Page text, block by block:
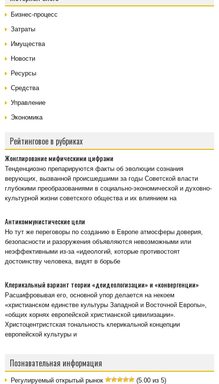
Бизнес-процесс
Затраты
Имущества
Новости
Ресурсы
Средства
Управление
Экономика
Рейтинговое в рубриках
Жонглирование мифическими цифрами
Тенденциозно препарируются факты об эволюции сознания
верующих, вызванной происшедшими за годы Советской власти
глубокими преобразованиями в социально-экономической и духовно-
культурной жизни советского общества и их влиянием на
Антикоммунистические цели
Но тут же переговоры по созданию в Европе атмосферы доверия,
безопасности и разоружения объявляются невозможными или
неэффективными из-за «идеологий, которые противостоят
достоинству человека, видят в борьбе
Клерикальный вариант теории «деидеологизации» и «конвергенции»
Расшифровывая его, основной упор делается на некоем
«христианском единстве культуры Западной и Восточной Европы»,
«общих корнях европейской христианской цивилизации».
Христоцентристская тональность клерикальной концепции
европейской культуры и
Познавательная информация
Регулируемый открытый рынок (5.00 из 5)